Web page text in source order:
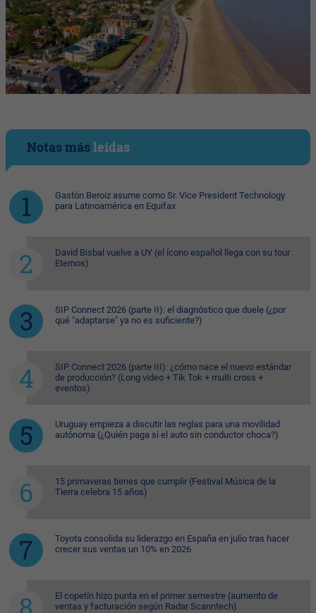
Notas másleídas
Gastón Beroiz asume como Sr. Vice President Technology
para Latinoamérica en Equifax
David Bisbal vuelve a UY (el ícono español llega con su tour
Eternos)
SIP Connect 2026 (parte II): el diagnóstico que duele (¿por
qué "adaptarse" ya no es suficiente?)
SIP Connect 2026 (parte III): ¿cómo nace el nuevo estándar
de producción? (Long video + Tik Tok + multi cross +
eventos)
Uruguay empieza a discutir las reglas para una movilidad
autónoma (¿Quién paga si el auto sin conductor choca?)
15 primaveras tienes que cumplir (Festival Música de la
Tierra celebra 15 años)
Toyota consolida su liderazgo en España en julio tras hacer
crecer sus ventas un 10% en 2026
El copetín hizo punta en el primer semestre (aumento de
ventas y facturación según Radar Scanntech)